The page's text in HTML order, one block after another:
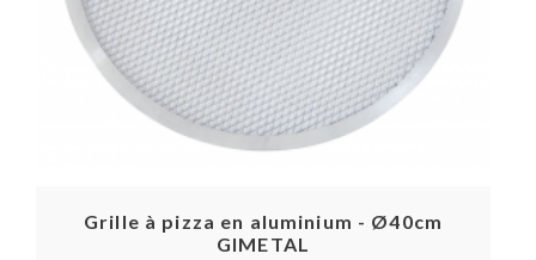
Grille à pizza en aluminium - Ø40cm
GIMETAL